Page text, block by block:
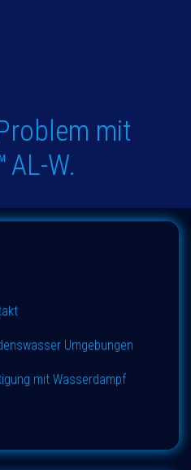
mit
AL-W.
Umgebungen
mit Wasserdampf